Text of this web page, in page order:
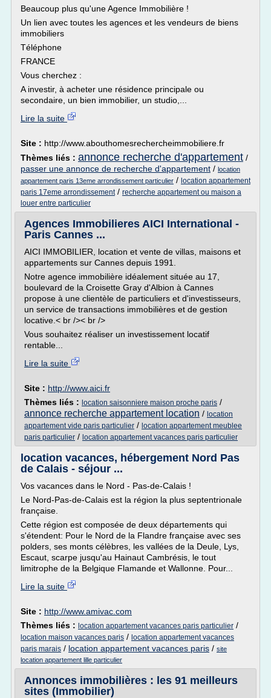
Beaucoup plus qu'une Agence Immobilière !
Un lien avec toutes les agences et les vendeurs de biens
immobiliers
Téléphone
FRANCE
Vous cherchez :
A investir, à acheter une résidence principale ou
secondaire, un bien immobilier, un studio,...
Lire la suite
Site : http://www.abouthomesrechercheimmobiliere.fr
Thèmes liés : annonce recherche d'appartement /
passer une annonce de recherche d'appartement / location
appartement paris 13eme arrondissement particulier / location appartement
paris 17eme arrondissement/ recherche appartement ou maison a
louer entre particulier
Agences Immobilieres AICI International -
Paris Cannes ...
AICI IMMOBILIER, location et vente de villas, maisons et
appartements sur Cannes depuis 1991.
Notre agence immobilière idéalement située au 17,
boulevard de la Croisette Gray d'Albion à Cannes
propose à une clientèle de particuliers et d'investisseurs,
un service de transactions immobilières et de gestion
locative.< br />< br />
Vous souhaitez réaliser un investissement locatif
rentable...
Lire la suite
Site : http://www.aici.fr
Thèmes liés : location saisonniere maison proche paris /
annonce recherche appartement location / location
appartement vide paris particulier / location appartement meublee
paris particulier / location appartement vacances paris particulier
location vacances, hébergement Nord Pas
de Calais - séjour ...
Vos vacances dans le Nord - Pas-de-Calais !
Le Nord-Pas-de-Calais est la région la plus septentrionale
française.
Cette région est composée de deux départements qui
s'étendent: Pour le Nord de la Flandre française avec ses
polders, ses monts célèbres, les vallées de la Deule, Lys,
Escaut, scarpe jusqu'au Hainaut Cambrésis, le tout
limitrophe de la Belgique Flamande et Wallonne. Pour...
Lire la suite
Site : http://www.amivac.com
Thèmes liés : location appartement vacances paris particulier /
location maison vacances paris / location appartement vacances
paris marais / location appartement vacances paris / site
location appartement lille particulier
Annonces immobilières : les 91 meilleurs
sites (Immobilier)